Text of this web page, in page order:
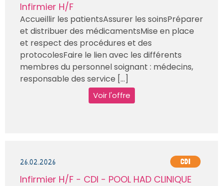
Infirmier H/F
Accueillir les patientsAssurer les soinsPréparer
et distribuer des médicamentsMise en place
et respect des procédures et des
protocolesFaire le lien avec les différents
membres du personnel soignant : médecins,
responsable des service [...]
Voir l'offre
26.02.2026 CDI
Infirmier H/F - CDI - POOL HAD CLINIQUE